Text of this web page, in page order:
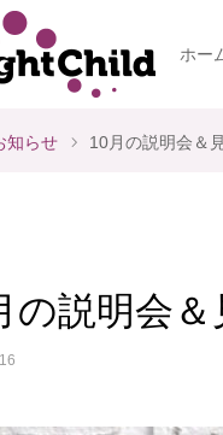
ホー
知らせ 10月の説明会＆
の説明会